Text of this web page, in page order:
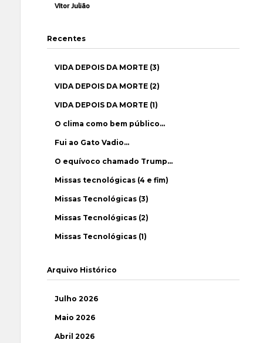
Vítor Julião
Recentes
VIDA DEPOIS DA MORTE (3)
VIDA DEPOIS DA MORTE (2)
VIDA DEPOIS DA MORTE (1)
O clima como bem público…
Fui ao Gato Vadio…
O equívoco chamado Trump…
Missas tecnológicas (4 e fim)
Missas Tecnológicas (3)
Missas Tecnológicas (2)
Missas Tecnológicas (1)
Arquivo Histórico
Julho 2026
Maio 2026
Abril 2026